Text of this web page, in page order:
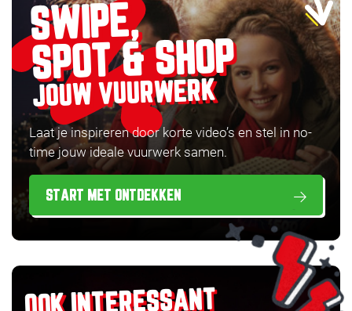
SWIPE,
SPOT & SHOP
JOUW VUURWERK
Laat je inspireren door korte video’s en stel in no-
time jouw ideale vuurwerk samen.
START MET ONTDEKKEN
OOK INTERESSANT